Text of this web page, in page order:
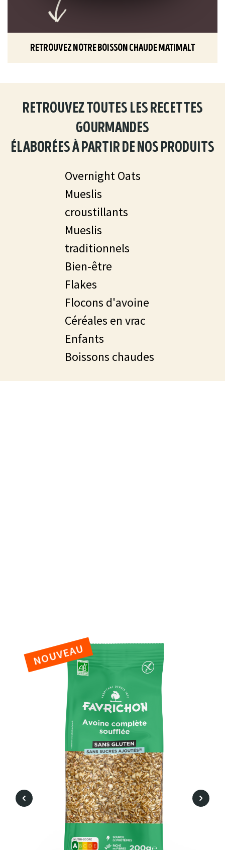
retrouvez notre boisson chaude matimalt
retrouvez toutes les recettes
gourmandes
élaborées à partir de nos produits
Overnight Oats
Mueslis
croustillants
Mueslis
traditionnels
Bien-être
Flakes
Flocons d'avoine
Céréales en vrac
Enfants
Boissons chaudes
NOUVEAU